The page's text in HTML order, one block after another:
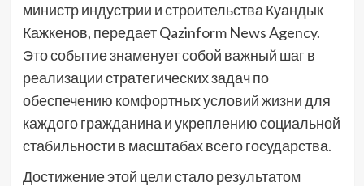
министр индустрии и строительства Куандык
Кажкенов, передает Qazinform News Agency.
Это событие знаменует собой важный шаг в
реализации стратегических задач по
обеспечению комфортных условий жизни для
каждого гражданина и укреплению социальной
стабильности в масштабах всего государства.
Достижение этой цели стало результатом